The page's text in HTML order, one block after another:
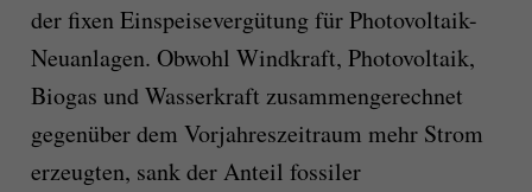
der fixen Einspeisevergütung für Photovoltaik-
Neuanlagen. Obwohl Windkraft, Photovoltaik,
Biogas und Wasserkraft zusammengerechnet
gegenüber dem Vorjahreszeitraum mehr Strom
erzeugten, sank der Anteil fossiler